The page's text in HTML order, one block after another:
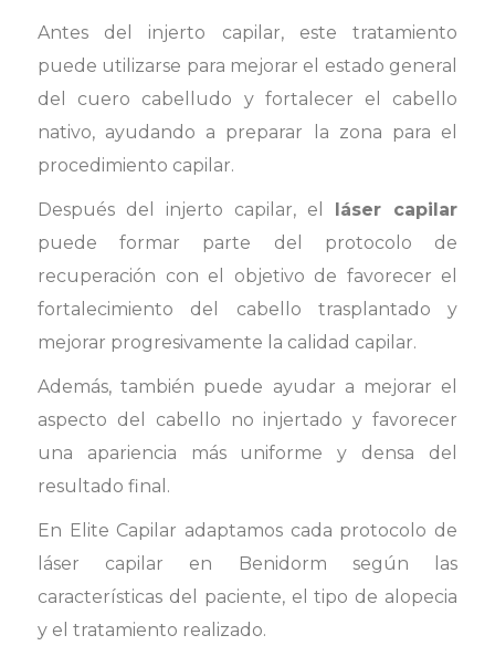
Antes del injerto capilar, este tratamiento
puede utilizarse para mejorar el estado general
del cuero cabelludo y fortalecer el cabello
nativo, ayudando a preparar la zona para el
procedimiento capilar.
Después del injerto capilar, el láser capilar
puede formar parte del protocolo de
recuperación con el objetivo de favorecer el
fortalecimiento del cabello trasplantado y
mejorar progresivamente la calidad capilar.
Además, también puede ayudar a mejorar el
aspecto del cabello no injertado y favorecer
una apariencia más uniforme y densa del
resultado final.
En Elite Capilar adaptamos cada protocolo de
láser capilar en Benidorm según las
características del paciente, el tipo de alopecia
y el tratamiento realizado.